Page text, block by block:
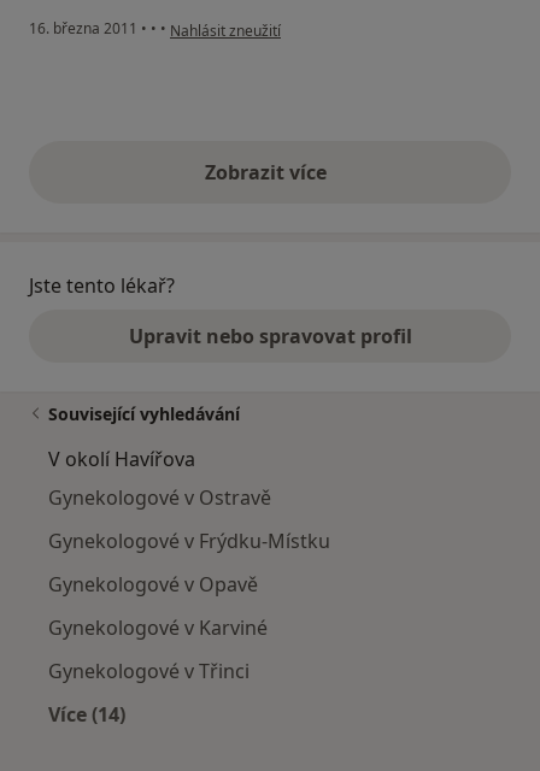
16. března 2011 • • • podle názoru uživatele Váš účet byl odstraněn
Nahlásit zneužití
Zobrazit vícevýše uvedené názory
Jste tento lékař?
Upravit nebo spravovat profil
Související vyhledávání
V okolí Havířova
Gynekologové v Ostravě
Gynekologové v Frýdku-Místku
Gynekologové v Opavě
Gynekologové v Karviné
Gynekologové v Třinci
Více (14)